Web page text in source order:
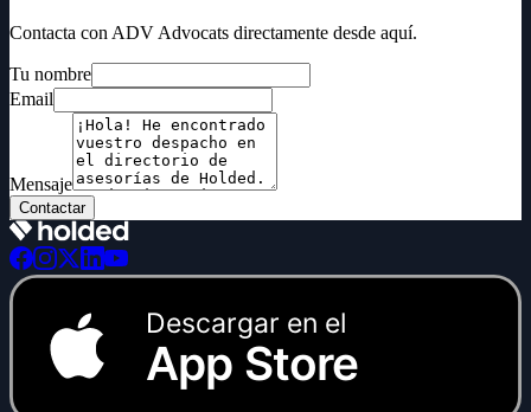
Contacta con ADV Advocats directamente desde aquí.
Tu nombre
Email
Mensaje
Contactar
Descargar en el
App Store